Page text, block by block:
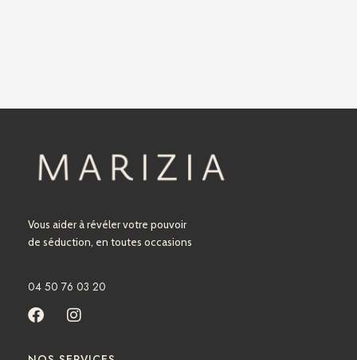
Vous aider à révéler votre pouvoir
de séduction, en toutes occasions
04 50 76 03 20
F
c
I
s